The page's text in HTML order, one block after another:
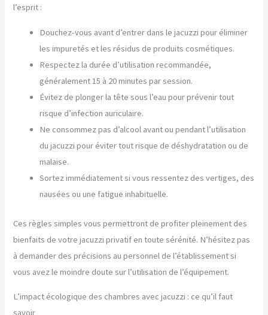
l’esprit :
Douchez-vous avant d’entrer dans le jacuzzi pour éliminer
les impuretés et les résidus de produits cosmétiques.
Respectez la durée d’utilisation recommandée,
généralement 15 à 20 minutes par session.
Évitez de plonger la tête sous l’eau pour prévenir tout
risque d’infection auriculaire.
Ne consommez pas d’alcool avant ou pendant l’utilisation
du jacuzzi pour éviter tout risque de déshydratation ou de
malaise.
Sortez immédiatement si vous ressentez des vertiges, des
nausées ou une fatigue inhabituelle.
Ces règles simples vous permettront de profiter pleinement des
bienfaits de votre jacuzzi privatif en toute sérénité. N’hésitez pas
à demander des précisions au personnel de l’établissement si
vous avez le moindre doute sur l’utilisation de l’équipement.
L’impact écologique des chambres avec jacuzzi : ce qu’il faut
savoir